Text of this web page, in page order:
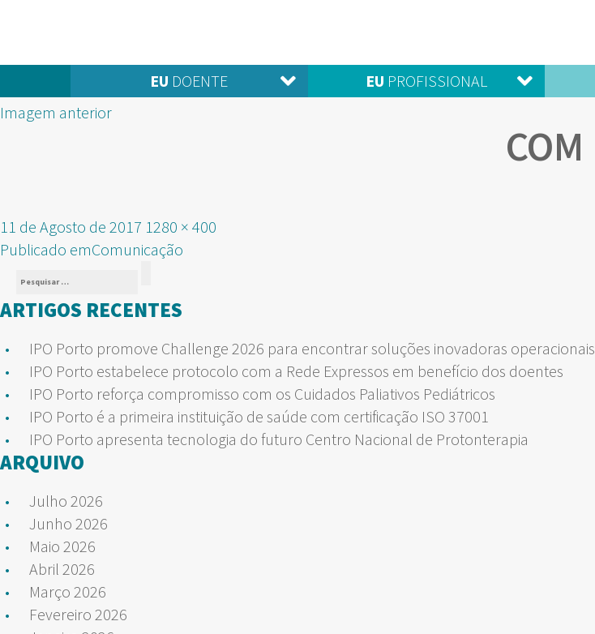
EU DOENTE EU PROFISSIONAL
Imagem anterior
COM
Publicado
em
11 de Agosto de 2017 Tamanho
real
1280 × 400
NAVEGAÇÃO
DE
ARTIGOS
Publicado emComunicação
Pesquisar
por:
ARTIGOS RECENTES
IPO Porto promove Challenge 2026 para encontrar soluções inovadoras operacionais
IPO Porto estabelece protocolo com a Rede Expressos em benefício dos doentes
IPO Porto reforça compromisso com os Cuidados Paliativos Pediátricos
IPO Porto é a primeira instituição de saúde com certificação ISO 37001
IPO Porto apresenta tecnologia do futuro Centro Nacional de Protonterapia
ARQUIVO
Julho 2026
Junho 2026
Maio 2026
Abril 2026
Março 2026
Fevereiro 2026